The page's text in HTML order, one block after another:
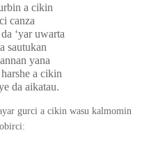
a cikin
canza
‘yar uwarta
sautukan
yana
a cikin
da aikatau.
gurci a cikin wasu kalmomin